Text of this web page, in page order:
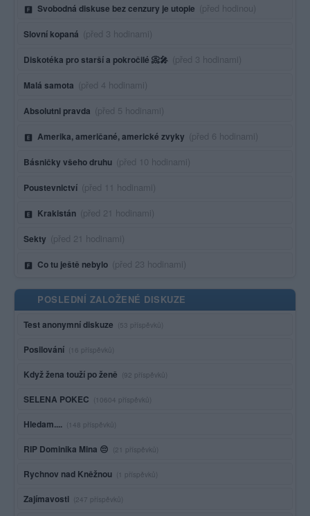
Svobodná diskuse bez cenzury je utopie Poslední aktivita:
(před hodinou)
Slovní kopaná Poslední aktivita:
(před 3 hodinami)
Diskotéka pro starší a pokročilé 📀🎤 Poslední aktivita:
(před 3 hodinami)
Malá samota Poslední aktivita:
(před 4 hodinami)
Absolutni pravda Poslední aktivita:
(před 5 hodinami)
Amerika, američané, americké zvyky Poslední aktivita:
(před 6 hodinami)
Básničky všeho druhu Poslední aktivita:
(před 10 hodinami)
Poustevnictví Poslední aktivita:
(před 11 hodinami)
Krakistán Poslední aktivita:
(před 21 hodinami)
Sekty Poslední aktivita:
(před 21 hodinami)
Co tu ještě nebylo Poslední aktivita:
(před 23 hodinami)
POSLEDNÍ ZALOŽENÉ DISKUZE
Test anonymní diskuze (53 příspěvků)
Posilování (16 příspěvků)
Když žena touží po ženě (92 příspěvků)
SELENA POKEC (10604 příspěvků)
Hledam.... (148 příspěvků)
RIP Dominika Mina 😔 (21 příspěvků)
Rychnov nad Kněžnou (1 příspěvků)
Zajímavosti (247 příspěvků)